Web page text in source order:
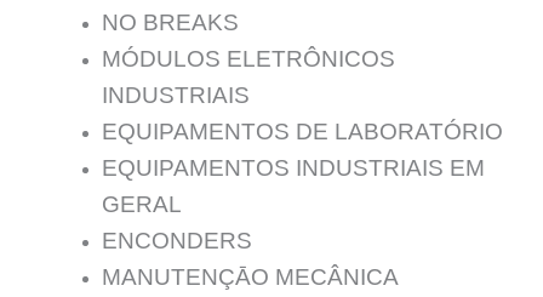
NO BREAKS
MÓDULOS ELETRÔNICOS
INDUSTRIAIS
EQUIPAMENTOS DE LABORATÓRIO
EQUIPAMENTOS INDUSTRIAIS EM
GERAL
ENCONDERS
MANUTENÇĀO MECÂNICA